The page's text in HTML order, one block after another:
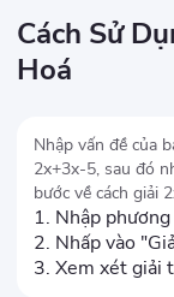
Cách Sử
Hoá
Nhập vấn đề của
2x+3x-5, sau đó
bước về cách giải
1. Nhập
2. Nhấp vào
3. Xem xét giải